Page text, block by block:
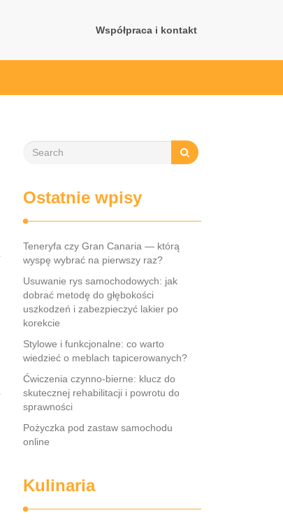
Współpraca i kontakt
Ostatnie wpisy
Teneryfa czy Gran Canaria — którą
wyspę wybrać na pierwszy raz?
Usuwanie rys samochodowych: jak
dobrać metodę do głębokości
uszkodzeń i zabezpieczyć lakier po
korekcie
Stylowe i funkcjonalne: co warto
wiedzieć o meblach tapicerowanych?
Ćwiczenia czynno-bierne: klucz do
skutecznej rehabilitacji i powrotu do
sprawności
Pożyczka pod zastaw samochodu
online
Kulinaria